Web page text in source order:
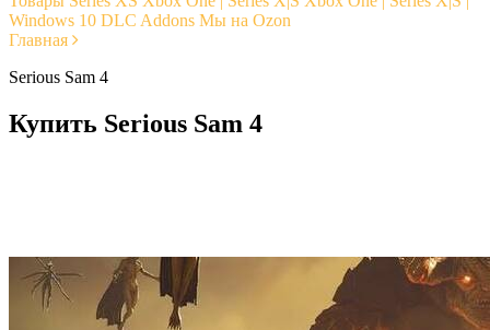
Windows 10 DLC Addons Мы на Ozon
Главная
Serious Sam 4
Купить Serious Sam 4